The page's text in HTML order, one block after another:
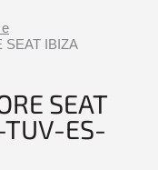
SEAT IBIZA
SEAT
ES-